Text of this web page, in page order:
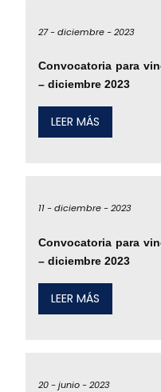
27 -diciembre -2023
Convocatoria para
– diciembre 2023
LEER MÁS
11 -diciembre -2023
Convocatoria para
– diciembre 2023
LEER MÁS
20 -junio -2023